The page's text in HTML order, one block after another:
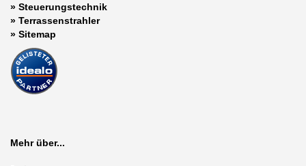
» Steuerungstechnik
» Terrassenstrahler
» Sitemap
Mehr über...